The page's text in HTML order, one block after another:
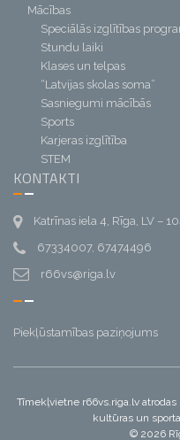
Mācības
Speciālās izglītības
Stundu laiki
Klases un telpas
“Latvijas skolas soma”
Sasniegumi mācībās
Sports
Karjeras izglītība
STEM
KONTAKTI
Katrīnas iela 4, Rīga, LV –
67334007, 67474496
r66vs@riga.lv
Piekļūstamības paziņojums
Tīmekļvietne r66vs.riga.lv
kultūras un
© 2026